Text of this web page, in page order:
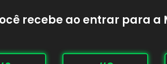
recebe ao entrar para a